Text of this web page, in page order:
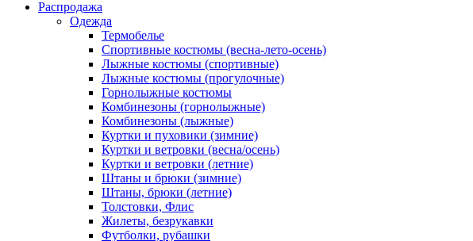
Распродажа
Одежда
Термобелье
Спортивные костюмы (весна-лето-осень)
Лыжные костюмы (спортивные)
Лыжные костюмы (прогулочные)
Горнолыжные костюмы
Комбинезоны (горнолыжные)
Комбинезоны (лыжные)
Куртки и пуховики (зимние)
Куртки и ветровки (весна/осень)
Куртки и ветровки (летние)
Штаны и брюки (зимние)
Штаны, брюки (летние)
Толстовки, Флис
Жилеты, безрукавки
Футболки, рубашки